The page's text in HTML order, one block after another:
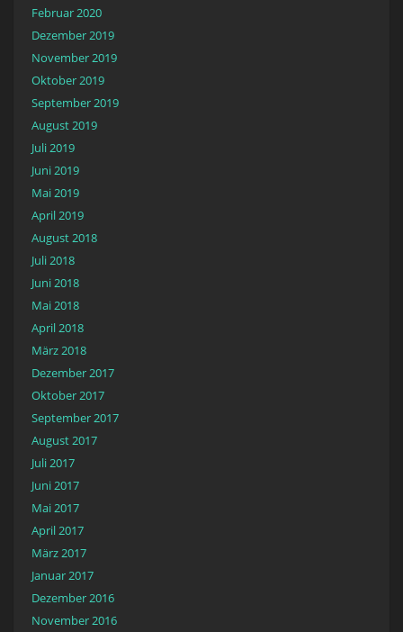
Februar 2020
Dezember 2019
November 2019
Oktober 2019
September 2019
August 2019
Juli 2019
Juni 2019
Mai 2019
April 2019
August 2018
Juli 2018
Juni 2018
Mai 2018
April 2018
März 2018
Dezember 2017
Oktober 2017
September 2017
August 2017
Juli 2017
Juni 2017
Mai 2017
April 2017
März 2017
Januar 2017
Dezember 2016
November 2016